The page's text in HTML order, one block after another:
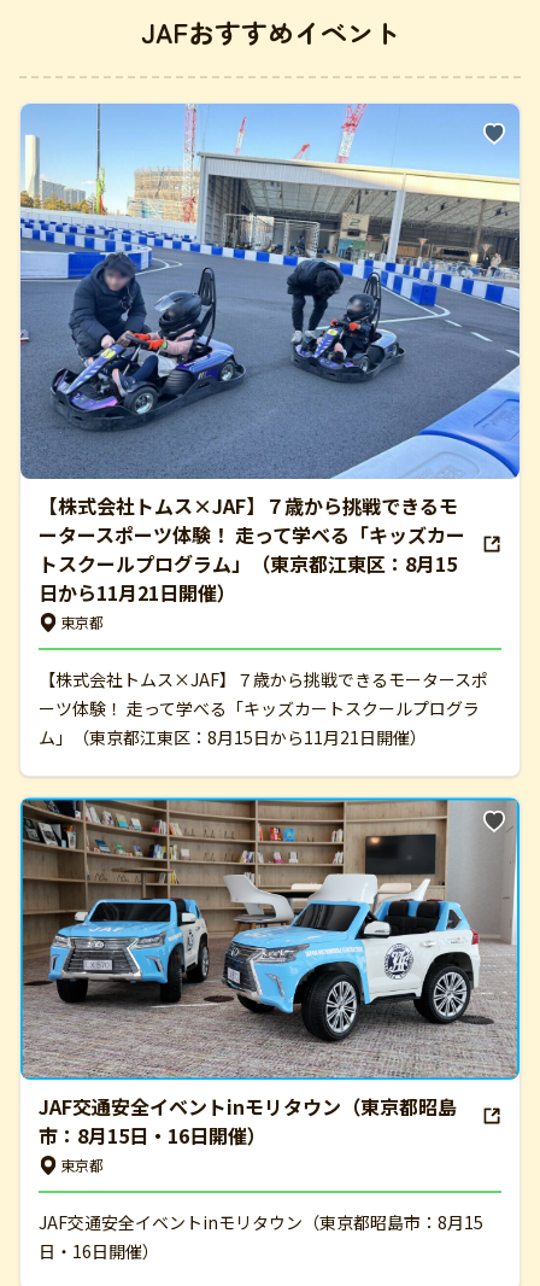
JAFおすすめイベント
【株式会社トムス×JAF】７歳から挑戦できるモ
ータースポーツ体験！ 走って学べる「キッズカー
トスクールプログラム」（東京都江東区：8月15
日から11月21日開催）
東京都
【株式会社トムス×JAF】７歳から挑戦できるモータースポ
ーツ体験！ 走って学べる「キッズカートスクールプログラ
ム」（東京都江東区：8月15日から11月21日開催）
JAF交通安全イベントinモリタウン（東京都昭島
市：8月15日・16日開催）
東京都
JAF交通安全イベントinモリタウン（東京都昭島市：8月15
日・16日開催）